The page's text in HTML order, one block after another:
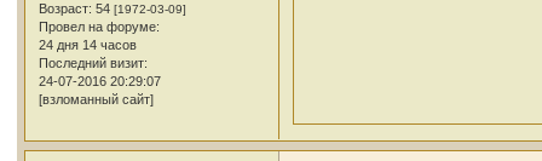
Возраст: 54 [1972-03-09]
Провел на форуме:
24 дня 14 часов
Последний визит:
24-07-2016 20:29:07
[взломанный сайт]